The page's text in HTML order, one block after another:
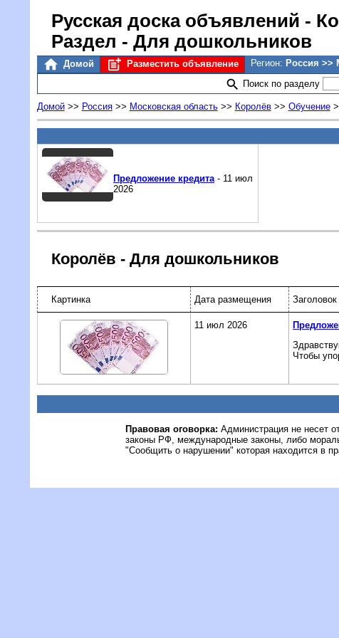
Русская доска объявлений -
Раздел - Для дошкольников
Домой Разместить объявление Регион: Россия >>
Поиск по разделу
Домой>> Россия>> Московская область>> Королёв>> Обучение
Предложение кредита- 11 июл
2026
Королёв - Для дошкольников
Картинка Дата размещения Заголовок
11 июл 2026
Чтобы
Правовая оговорка: Администрация не несет
законы РФ, международные законы, либо
"Сообщить о нарушении" которая находится в